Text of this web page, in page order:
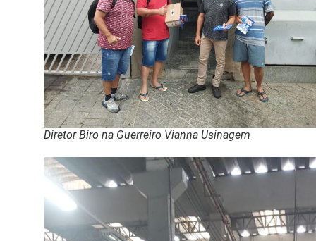
Diretor Biro na Guerreiro Vianna Usinagem